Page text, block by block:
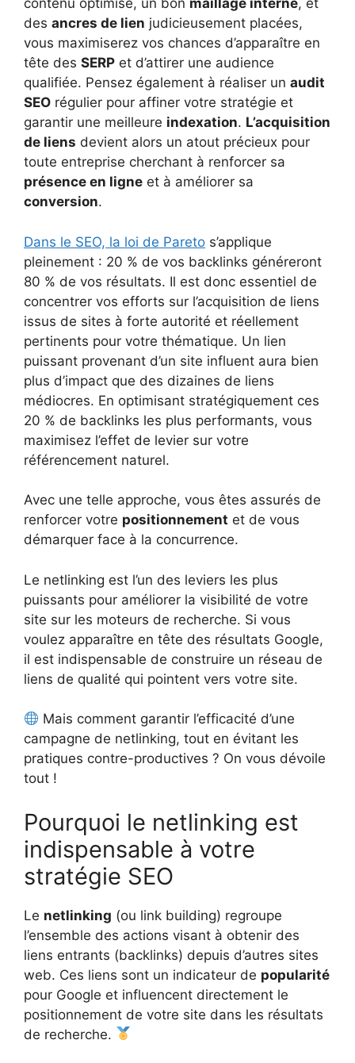
contenu optimisé, un bon maillage interne, et
des ancres de lien judicieusement placées,
vous maximiserez vos chances d’apparaître en
tête des SERP et d’attirer une audience
qualifiée. Pensez également à réaliser un audit
SEO régulier pour affiner votre stratégie et
garantir une meilleure indexation. L’acquisition
de liens devient alors un atout précieux pour
toute entreprise cherchant à renforcer sa
présence en ligne et à améliorer sa
conversion.
Dans le SEO, la loi de Pareto s’applique
pleinement : 20 % de vos backlinks généreront
80 % de vos résultats. Il est donc essentiel de
concentrer vos efforts sur l’acquisition de liens
issus de sites à forte autorité et réellement
pertinents pour votre thématique. Un lien
puissant provenant d’un site influent aura bien
plus d’impact que des dizaines de liens
médiocres. En optimisant stratégiquement ces
20 % de backlinks les plus performants, vous
maximisez l’effet de levier sur votre
référencement naturel.
Avec une telle approche, vous êtes assurés de
renforcer votre positionnement et de vous
démarquer face à la concurrence.
Le netlinking est l’un des leviers les plus
puissants pour améliorer la visibilité de votre
site sur les moteurs de recherche. Si vous
voulez apparaître en tête des résultats Google,
il est indispensable de construire un réseau de
liens de qualité qui pointent vers votre site.
Mais comment garantir l’efficacité d’une
campagne de netlinking, tout en évitant les
pratiques contre-productives ? On vous dévoile
tout !
Pourquoi le netlinking est
indispensable à votre
stratégie SEO
Le netlinking (ou link building) regroupe
l’ensemble des actions visant à obtenir des
liens entrants (backlinks) depuis d’autres sites
web. Ces liens sont un indicateur de popularité
pour Google et influencent directement le
positionnement de votre site dans les résultats
de recherche.